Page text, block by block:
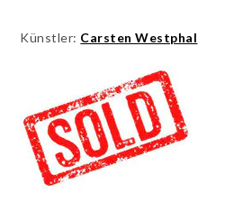
Künstler: Carsten Westphal